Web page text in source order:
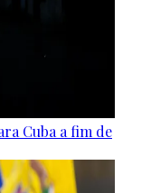
Cuba a fim de